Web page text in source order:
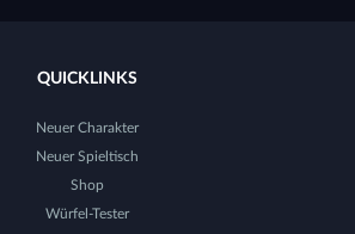
QUICKLINKS
Neuer Charakter
Neuer Spieltisch
Shop
Würfel-Tester